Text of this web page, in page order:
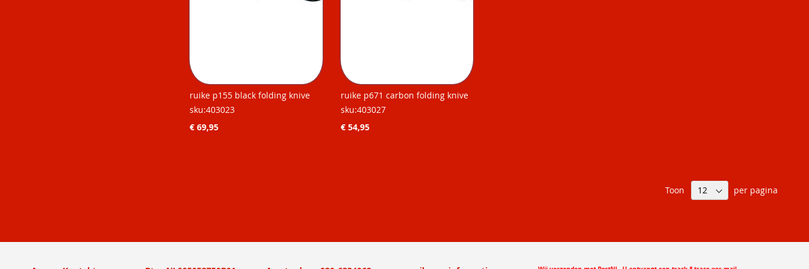
ruike p155 black folding knive
sku:403023
€ 69,95
ruike p671 carbon folding knive
sku:403027
€ 54,95
Toon per pagina